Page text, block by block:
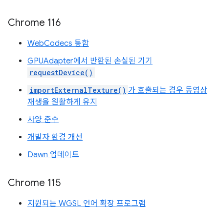
Chrome 116
WebCodecs 통합
GPUAdapter에서 반환된 손실된 기기
requestDevice()
importExternalTexture() 가 호출되는 경우 동영상
재생을 원활하게 유지
사양 준수
개발자 환경 개선
Dawn 업데이트
Chrome 115
지원되는 WGSL 언어 확장 프로그램